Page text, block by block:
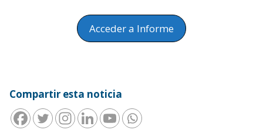
Acceder a Informe
Compartir esta noticia